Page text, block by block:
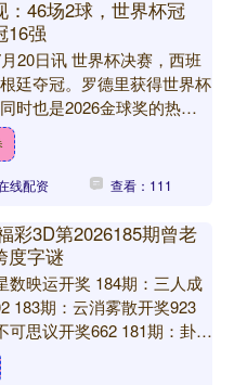
：46场2球，世界杯冠
16强
20日讯 世界杯决赛，西班
廷夺冠。罗德里获得世界杯
时也是2026金球奖的热门
季罗德里数据及荣誉： 据
计，俱....
线配资 查看：111
彩3D第2026185期曾老
度字谜
数映运开奖 184期：三人成
183期：云消雾散开奖923
可思议开奖662 181期：卦象
180期：异想天....